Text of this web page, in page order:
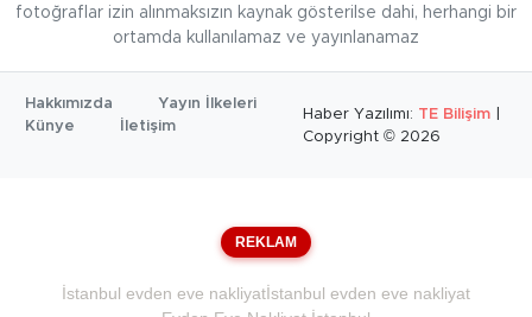
fotoğraflar izin alınmaksızın kaynak gösterilse dahi, herhangi bir
ortamda kullanılamaz ve yayınlanamaz
Hakkımızda
Yayın İlkeleri
Künye
İletişim
Haber Yazılımı: TE Bilişim
Copyright © 2026
REKLAM
İstanbul evden eve nakliyatİstanbul evden eve nakliyat